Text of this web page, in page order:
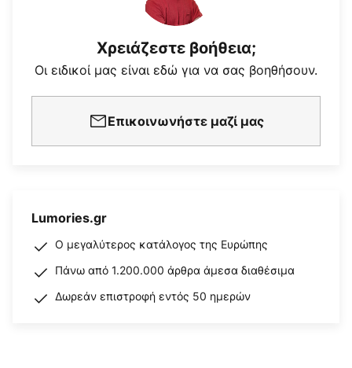
Χρειάζεστε βοήθεια;
Οι ειδικοί μας είναι εδώ για να σας βοηθήσουν.
Επικοινωνήστε μαζί μας
Lumories.gr
Ο μεγαλύτερος κατάλογος της Ευρώπης
Πάνω από 1.200.000 άρθρα άμεσα διαθέσιμα
Δωρεάν επιστροφή εντός 50 ημερών